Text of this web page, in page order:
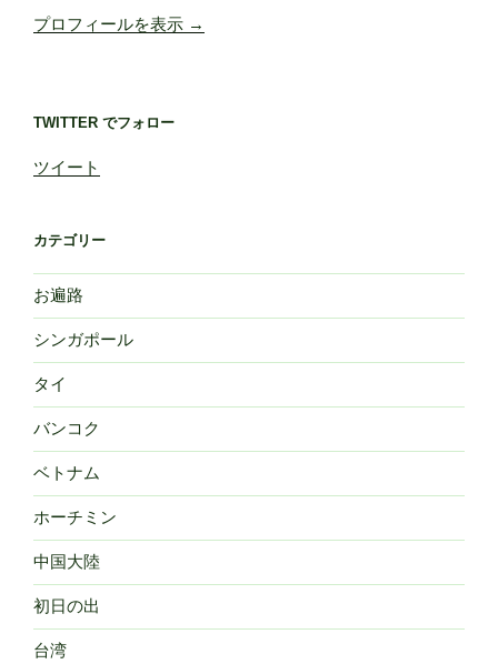
プロフィールを表示 →
TWITTER でフォロー
ツイート
カテゴリー
お遍路
シンガポール
タイ
バンコク
ベトナム
ホーチミン
中国大陸
初日の出
台湾